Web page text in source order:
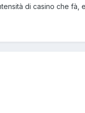
di casino che fà,